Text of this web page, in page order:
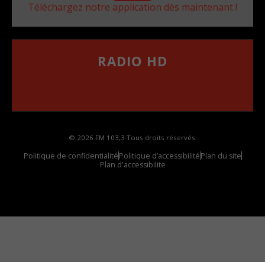
Téléchargez notre application dès maintenant !
RADIO HD
© 2026 FM 103,3 Tous droits réservés.
Politique de confidentialitéPolitique d’accessibilitéPlan du site
Plan d'accessibilite